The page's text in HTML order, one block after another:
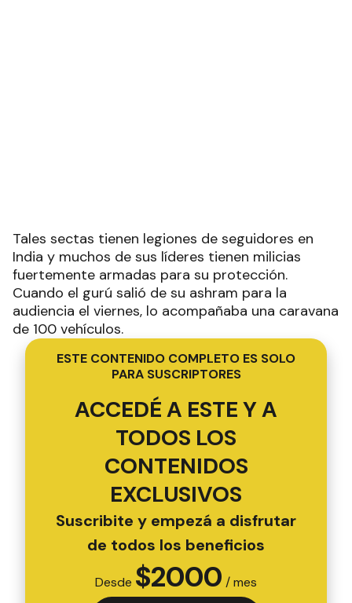
Tales sectas tienen legiones de seguidores en
India y muchos de sus líderes tienen milicias
fuertemente armadas para su protección.
Cuando el gurú salió de su ashram para la
audiencia el viernes, lo acompañaba una caravana
de 100 vehículos.
ESTE CONTENIDO COMPLETO ES SOLO
PARA SUSCRIPTORES
ACCEDÉ A ESTE Y A
TODOS LOS
CONTENIDOS
EXCLUSIVOS
Suscribite y empezá a disfrutar
de todos los beneficios
Desde $2000 / mes